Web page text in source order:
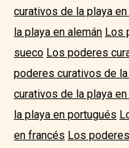
curativos de la playa
la playa en alemán Los
sueco Los poderes
poderes curativos de
curativos de la playa
la playa en portugués
en francés Los